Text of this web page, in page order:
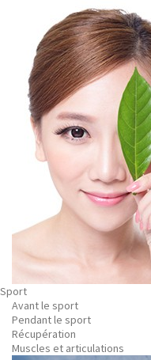
Sport
Avant le sport
Pendant le sport
Récupération
Muscles et articulations